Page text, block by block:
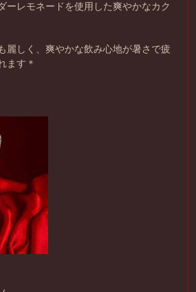
ーレモネードを使用した爽やかなカク
麗しく、爽やかな飲み心地が暑さで疲
ます＊